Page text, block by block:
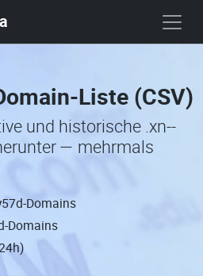
Liste (CSV)
und historische .xn--
— mehrmals
Domains
Domains